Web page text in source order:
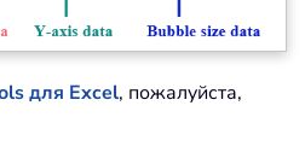
для Excel, пожалуйста,